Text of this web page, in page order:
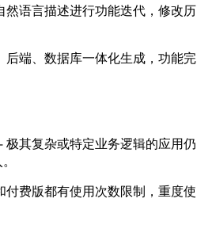
然语言描述进行功能迭代，修改历
后端、数据库一体化生成，功能完
极其复杂或特定业务逻辑的应用仍
付费版都有使用次数限制，重度使